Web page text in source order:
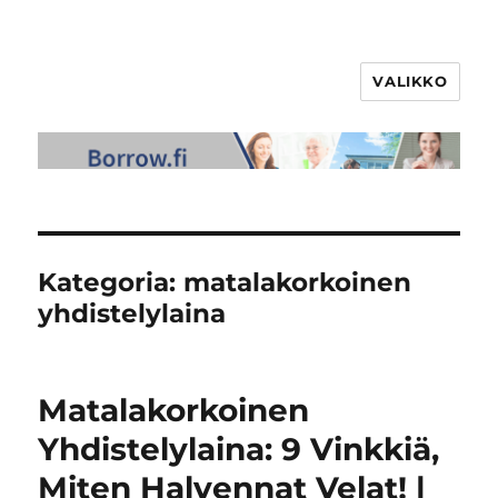
VALIKKO
Kategoria: matalakorkoinen
yhdistelylaina
Matalakorkoinen
Yhdistelylaina: 9 Vinkkiä,
Miten Halvennat Velat! |